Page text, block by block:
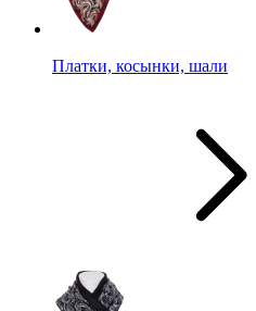
Платки, косынки, шали